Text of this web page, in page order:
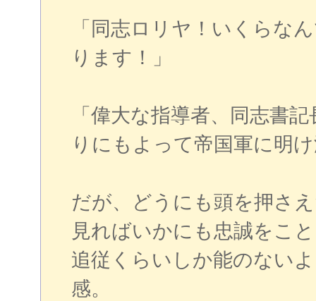
「同志ロリヤ！いくらな
ります！」
「偉大な指導者、同志書
りにもよって帝国軍に明
だが、どうにも頭を押さ
見ればいかにも忠誠をこ
追従くらいしか能のない
感。